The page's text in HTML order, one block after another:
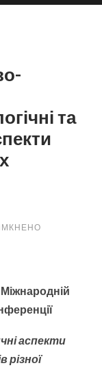
та
–
АСПЕКТИ
Міжнародній
аспекти
різної